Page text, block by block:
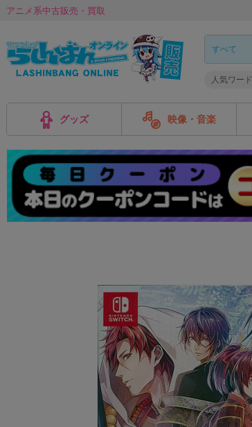
アニメ系中古販売・買取
人気ワード
グッズ 映像・音楽